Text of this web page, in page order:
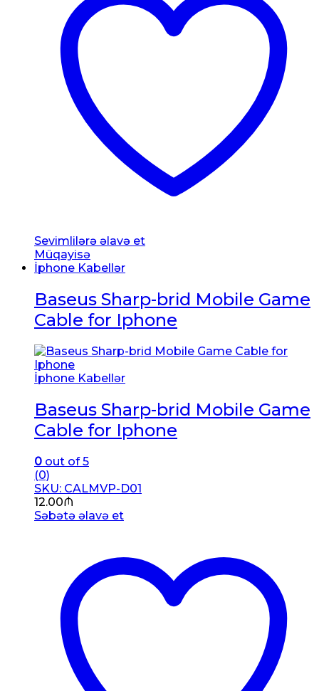
Sevimlilərə əlavə et
Müqayisə
İphone Kabellər
Baseus Sharp-brid Mobile Game
Cable for Iphone
İphone Kabellər
Baseus Sharp-brid Mobile Game
Cable for Iphone
0 out of 5
(0)
SKU: CALMVP-D01
12.00₼
Səbətə əlavə et